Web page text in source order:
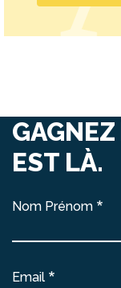
EST LÀ.
Nom Prénom
Email